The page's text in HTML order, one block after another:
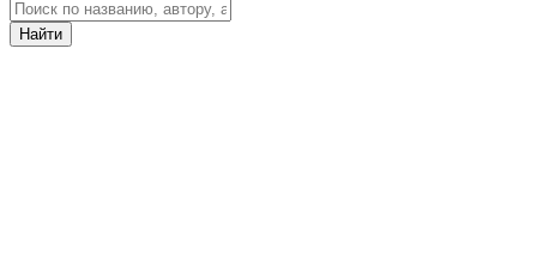
Найти